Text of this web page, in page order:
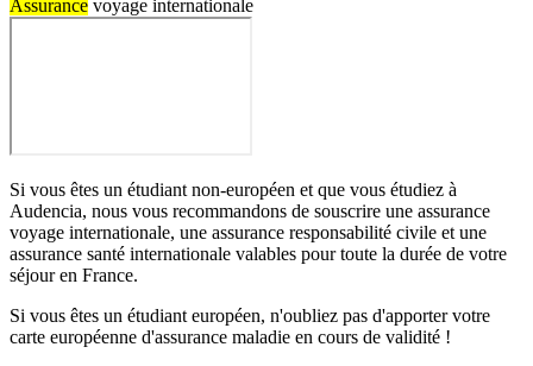
Assurance voyage internationale
Si vous êtes un étudiant non-européen et que vous étudiez à
Audencia, nous vous recommandons de souscrire une assurance
voyage internationale, une assurance responsabilité civile et une
assurance santé internationale valables pour toute la durée de votre
séjour en France.
Si vous êtes un étudiant européen, n'oubliez pas d'apporter votre
carte européenne d'assurance maladie en cours de validité !